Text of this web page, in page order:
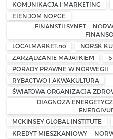
KOMUNIKACJA I MARKETING
EIENDOM NORGE
FINANSTILSYNET —
LOCALMARKET.no
NORSK
ZARZĄDZANIE MAJĄTKIEM
PORADY PRAWNE W NORWEGII
RYBACTWO I AKWAKULTURA
ŚWIATOWA ORGANIZACJA
DIAGNOZA
MCKINSEY GLOBAL INSTITUTE
KREDYT MIESZKANIOWY —